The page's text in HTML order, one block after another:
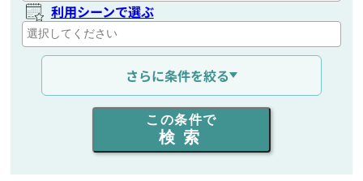
利用シーンで選ぶ
通信距離を選ぶ
出力を選ぶ
同時通話人数を選ぶ
さらに条件を絞る
この条件で
検索